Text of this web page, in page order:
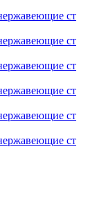
ст
ст
ст
ст
ст
ст